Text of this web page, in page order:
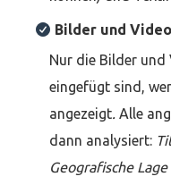
Bilder und
Nur die Bilder
eingefügt sind,
angezeigt. Alle
dann analysiert:
Geografische